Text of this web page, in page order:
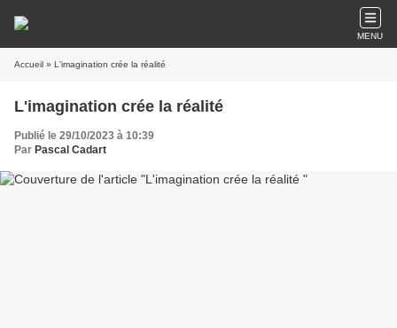
MENU
Accueil » L'imagination crée la réalité
L'imagination crée la réalité
Publié le 29/10/2023 à 10:39
Par Pascal Cadart